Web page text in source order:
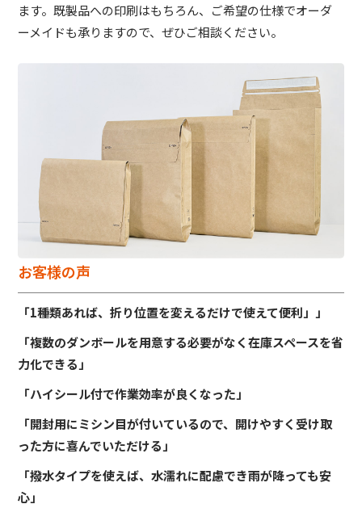
ます。既製品への印刷はもちろん、ご希望の仕様でオーダ
ーメイドも承りますので、ぜひご相談ください。
お客様の声
「1種類あれば、折り位置を変えるだけで使えて便利」」
「複数のダンボールを用意する必要がなく在庫スペースを省
力化できる」
「ハイシール付で作業効率が良くなった」
「開封用にミシン目が付いているので、開けやすく受け取
った方に喜んでいただける」
「撥水タイプを使えば、水濡れに配慮でき雨が降っても安
心」